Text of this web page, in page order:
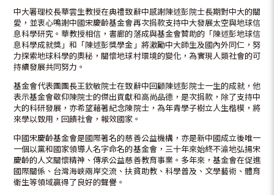
中大署理校長華雲生教授在典禮致辭中感謝陳述彭院士長期對中大的關
愛，並衷心鳴謝中國宋慶齡基金會再次捐款支持中大發展太空與地球信
息科學研究。華教授相信，書廊的落成與基金會贊助的「陳述彭地球信
息科學成就獎」和「陳述彭獎學金」將激勵中大師生及國內外同仁，努
力探索地球科學的奧秘，關懷地球村環境的變化，為實現人類社會的可
持續發展共同努力。
基金會代表團團長王欽敏院士在致辭中回顧陳述彭院士一生的成就，他
表示基金會敬仰陳院士的傑出貢獻和高尚品德，是次捐款，除了支持中
大的科研發展，亦希望藉著紀念陳院士，為年青學子樹立人生楷模，將
來學以致用，回饋社會，報效國家。
中國宋慶齡基金會是國際著名的慈善公益機構，亦是新中國成立後唯一
一個以黨和國家領導人名字命名的基金會，三十年來始終不渝地弘揚宋
慶齡的人文關懷精神、傳承公益慈善教育事業。多年來，基金會在促進
國際關係、台灣海峽兩岸交流、扶貧助教、科學普及、文學藝術、體育
衛生等領域贏得了良好的聲譽。